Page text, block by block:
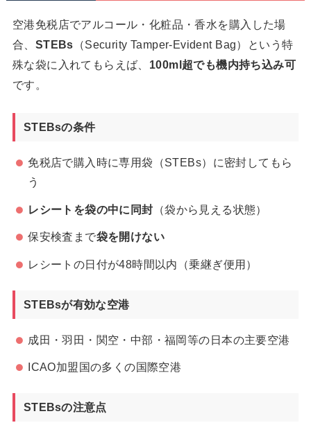
空港免税店でアルコール・化粧品・香水を購入した場
合、 STEBs （Security Tamper-Evident Bag）という特
殊な袋に入れてもらえば、 100ml超でも機内持ち込み可
です。
STEBsの条件
免税店で購入時に専用袋（STEBs）に密封してもら
う
レシートを袋の中に同封 （袋から見える状態）
保安検査まで袋を開けない
レシートの日付が48時間以内（乗継ぎ便用）
STEBsが有効な空港
成田・羽田・関空・中部・福岡等の日本の主要空港
ICAO加盟国の多くの国際空港
STEBsの注意点